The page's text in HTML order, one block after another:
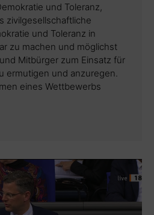
und Toleranz,
zivilgesellschaftliche
und Toleranz in
zu machen und möglichst
Mitbürger zum Einsatz für
ermutigen und anzuregen.
eines Wettbewerbs